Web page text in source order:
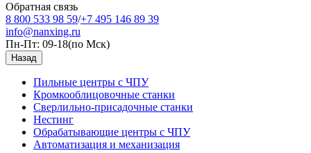
Обратная связь
8 800 533 98 59/+7 495 146 89 39
info@nanxing.ru
Пн-Пт: 09-18(по Мск)
Назад
Пильные центры с ЧПУ
Кромкооблицовочные станки
Сверлильно-присадочные станки
Нестинг
Обрабатывающие центры с ЧПУ
Автоматизация и механизация